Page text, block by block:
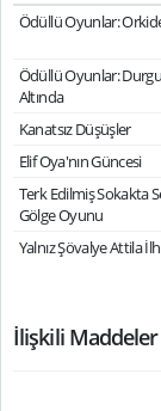
Ödüllü Oyunlar:
Ödüllü Oyunlar:
Altında
Kanatsız Düşüşler
Elif Oya'nın Güncesi
Terk Edilmiş Sokakta
Gölge Oyunu
Yalnız Şövalye Attila
İlişkili Maddeler